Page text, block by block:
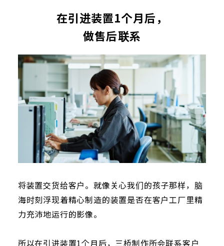
在引进装置1个月后，
做售后联系
将装置交货给客户。就像关心我们的孩子那样，脑
海时刻浮现着精心制造的装置是否在客户工厂里精
力充沛地运行的影像。
所以在引进装置1个月后，三桥制作所会联系客户